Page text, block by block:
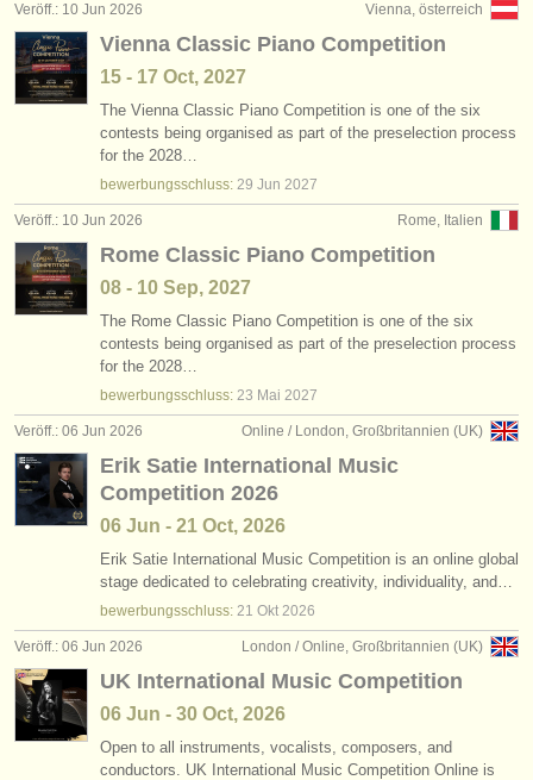
Vienna, österreich
Veröff.: 10 Jun 2026
Vienna Classic Piano Competition
15 - 17 Oct, 2027
The Vienna Classic Piano Competition is one of the six
contests being organised as part of the preselection process
for the 2028…
bewerbungsschluss: 29 Jun 2027
Rome, Italien
Veröff.: 10 Jun 2026
Rome Classic Piano Competition
08 - 10 Sep, 2027
The Rome Classic Piano Competition is one of the six
contests being organised as part of the preselection process
for the 2028…
bewerbungsschluss: 23 Mai 2027
Online / London, Großbritannien (UK)
Veröff.: 06 Jun 2026
Erik Satie International Music
Competition 2026
06 Jun - 21 Oct, 2026
Erik Satie International Music Competition is an online global
stage dedicated to celebrating creativity, individuality, and…
bewerbungsschluss: 21 Okt 2026
London / Online, Großbritannien (UK)
Veröff.: 06 Jun 2026
UK International Music Competition
06 Jun - 30 Oct, 2026
Open to all instruments, vocalists, composers, and
conductors. UK International Music Competition Online is